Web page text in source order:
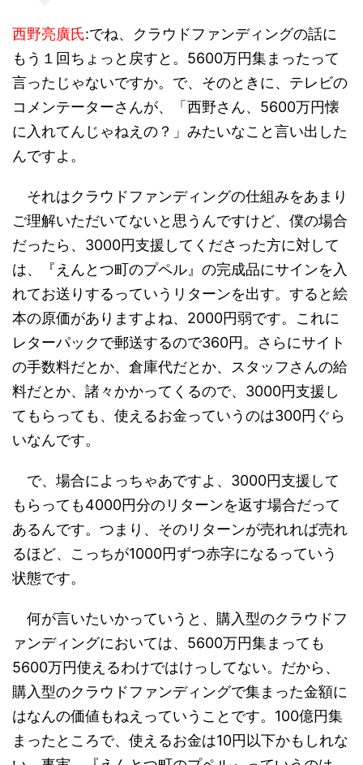
西野亮廣氏:でね、クラウドファンディングの話に
もう１回ちょっと戻すと。5600万円集まったって
言ったじゃないですか。で、そのときに、テレビの
コメンテーターさんが、「西野さん、5600万円懐
に入れてんじゃねえの？」みたいなこと言い出した
んですよ。
それはクラウドファンディングの仕組みをあまり
ご理解いただいてないと思うんですけど、僕の場合
だったら、3000円支援してくださった方に対して
は、『えんとつ町のプペル』の完成品にサインを入
れてお送りするっていうリターンを出す。すると絵
本の原価がありますよね、2000円弱です。これに
レターパックで郵送するので360円。さらにサイト
の手数料だとか、倉庫代だとか、スタッフさんの給
料だとか、諸々かかってくるので、3000円支援し
てもらっても、使えるお金っていうのは300円ぐら
いなんです。
で、場合によっちゃあですよ、3000円支援して
もらっても4000円分のリターンを返す場合だって
あるんです。つまり、そのリターンが売れれば売れ
るほど、こっちが1000円ずつ赤字になるっていう
状態です。
何が言いたいかっていうと、購入型のクラウドフ
ァンディングにおいては、5600万円集まっても
5600万円使えるわけではけっしてない。だから、
購入型のクラウドファンディングで集まった金額に
はなんの価値もねえっていうことです。100億円集
まったところで、使えるお金は10円以下かもしれな